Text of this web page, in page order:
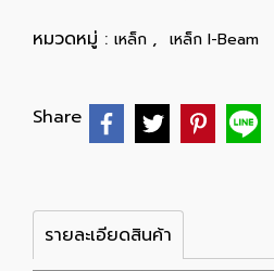
หมวดหมู่ : เหล็ก , เหล็ก I-Beam
Share
รายละเอียดสินค้า